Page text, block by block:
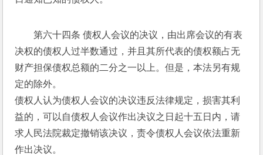
第六十四条 债权人会议的决议，由出席会议的有表
决权的债权人过半数通过，并且其所代表的债权额占无
财产担保债权总额的二分之一以上。但是，本法另有规
定的除外。
债权人认为债权人会议的决议违反法律规定，损害其利
益的，可以自债权人会议作出决议之日起十五日内，请
求人民法院裁定撤销该决议，责令债权人会议依法重新
作出决议。